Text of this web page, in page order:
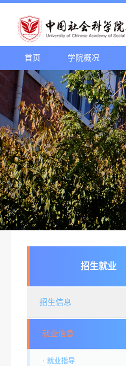
首页 学院概况
招生就业
招生信息
就业信息
· 就业指导